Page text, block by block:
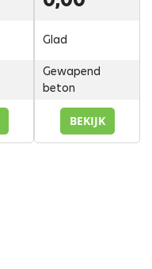
Glad
Gewapend
beton
BEKIJK